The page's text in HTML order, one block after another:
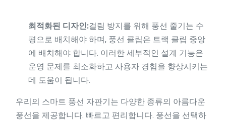
최적화된 디자인:걸림 방지를 위해 풍선 줄기는 수
평으로 배치해야 하며, 풍선 클립은 트랙 클립 중앙
에 배치해야 합니다. 이러한 세부적인 설계 기능은
운영 문제를 최소화하고 사용자 경험을 향상시키는
데 도움이 됩니다.
우리의 스마트 풍선 자판기는 다양한 종류의 아름다운
풍선을 제공합니다. 빠르고 편리합니다. 풍선을 선택하